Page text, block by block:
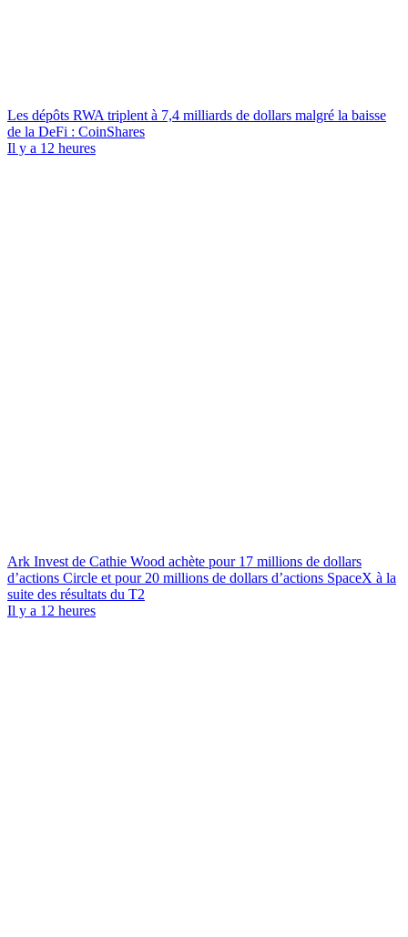
Les dépôts RWA triplent à 7,4 milliards de dollars malgré la baisse
de la DeFi : CoinShares
Il y a 12 heures
Ark Invest de Cathie Wood achète pour 17 millions de dollars
d’actions Circle et pour 20 millions de dollars d’actions SpaceX à la
suite des résultats du T2
Il y a 12 heures